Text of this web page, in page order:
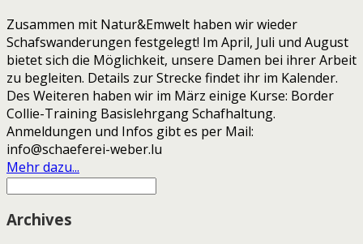
Zusammen mit Natur&Emwelt haben wir wieder
Schafswanderungen festgelegt! Im April, Juli und August
bietet sich die Möglichkeit, unsere Damen bei ihrer Arbeit
zu begleiten. Details zur Strecke findet ihr im Kalender.
Des Weiteren haben wir im März einige Kurse: Border
Collie-Training Basislehrgang Schafhaltung.
Anmeldungen und Infos gibt es per Mail:
info@schaeferei-weber.lu
Mehr dazu...
Archives